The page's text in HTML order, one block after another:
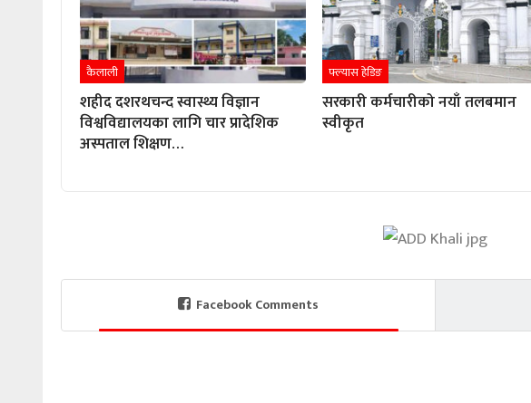
कैलाली
शहीद दशरथचन्द स्वास्थ्य विज्ञान
विश्वविद्यालयका लागि चार प्रादेशिक
अस्पताल शिक्षण…
फ्ल्यास हेडिङ
सरकारी कर्मचारीको नयाँ तलबमान
स्वीकृत
Facebook Comments